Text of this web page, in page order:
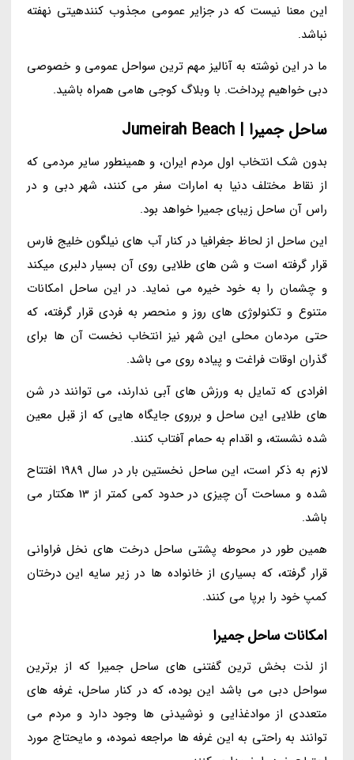
این معنا نیست که در جزایر عمومی مجذوب کنندهیتی نهفته
نباشد.
ما در این نوشته به آنالیز مهم ترین سواحل عمومی و خصوصی
دبی خواهیم پرداخت. با وبلاگ کوجی هامی همراه باشید.
ساحل جمیرا | Jumeirah Beach
بدون شک انتخاب اول مردم ایران، و همینطور سایر مردمی که
از نقاط مختلف دنیا به امارات سفر می کنند، شهر دبی و در
راس آن ساحل زیبای جمیرا خواهد بود.
این ساحل از لحاظ جغرافیا در کنار آب های نیلگون خلیج فارس
قرار گرفته است و شن های طلایی روی آن بسیار دلبری میکند
و چشمان را به خود خیره می نماید. در این ساحل امکانات
متنوع و تکنولوژی های روز و منحصر به فردی قرار گرفته، که
حتی مردمان محلی این شهر نیز انتخاب نخست آن ها برای
گذران اوقات فراغت و پیاده روی می باشد.
افرادی که تمایل به ورزش های آبی ندارند، می توانند در شن
های طلایی این ساحل و برروی جایگاه هایی که از قبل معین
شده نشسته، و اقدام به حمام آفتاب کنند.
لازم به ذکر است، این ساحل نخستین بار در سال 1989 افتتاح
شده و مساحت آن چیزی در حدود کمی کمتر از 13 هکتار می
باشد.
همین طور در محوطه پشتی ساحل درخت های نخل فراوانی
قرار گرفته، که بسیاری از خانواده ها در زیر سایه این درختان
کمپ خود را برپا می کنند.
امکانات ساحل جمیرا
از لذت بخش ترین گفتنی های ساحل جمیرا که از برترین
سواحل دبی می باشد این بوده، که در کنار ساحل، غرفه های
متعددی از موادغذایی و نوشیدنی ها وجود دارد و مردم می
توانند به راحتی به این غرفه ها مراجعه نموده، و مایحتاج مورد